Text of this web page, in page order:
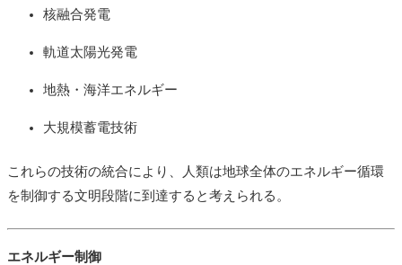
核融合発電
軌道太陽光発電
地熱・海洋エネルギー
大規模蓄電技術
これらの技術の統合により、人類は地球全体のエネルギー循環
を制御する文明段階に到達すると考えられる。
エネルギー制御